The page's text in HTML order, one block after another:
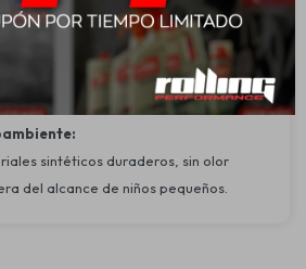
sencilla gracias a su material elástico
sintéticos duraderos, sin olor
del alcance de niños pequeños.